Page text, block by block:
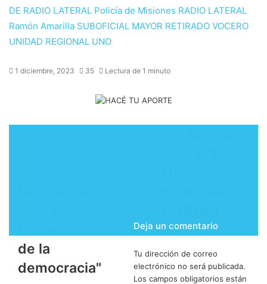
DE RADIO LATERAL Policía de Misiones RADIO LATERAL
Ramón Amarilla SUBOFICIAL MAYOR RETIRADO VOCERO
UNIDAD REGIONAL UNO
1 diciembre, 2023 35 Lectura de 1 minuto
de la
democracia"
Deja un comentario
Tu dirección de correo
electrónico no será publicada.
Los campos obligatorios están